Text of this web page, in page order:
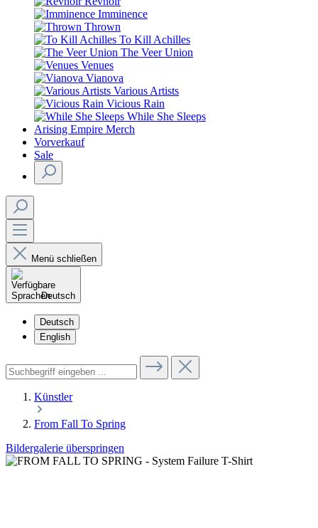
Imminence
Thrown
To Kill Achilles
The Veer Union
Venues
Vianova
Various Artists
Vicious Rain
While She Sleeps
Arising Empire Merch
Vorverkauf
Sale
Menü schließen
Deutsch
Deutsch
English
Künstler
From Fall To Spring
Bildergalerie überspringen